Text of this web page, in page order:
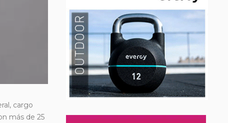
cargo
más de 25